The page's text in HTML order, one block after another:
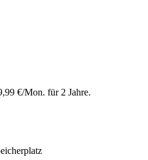
€/Mon. für 2 Jahre.